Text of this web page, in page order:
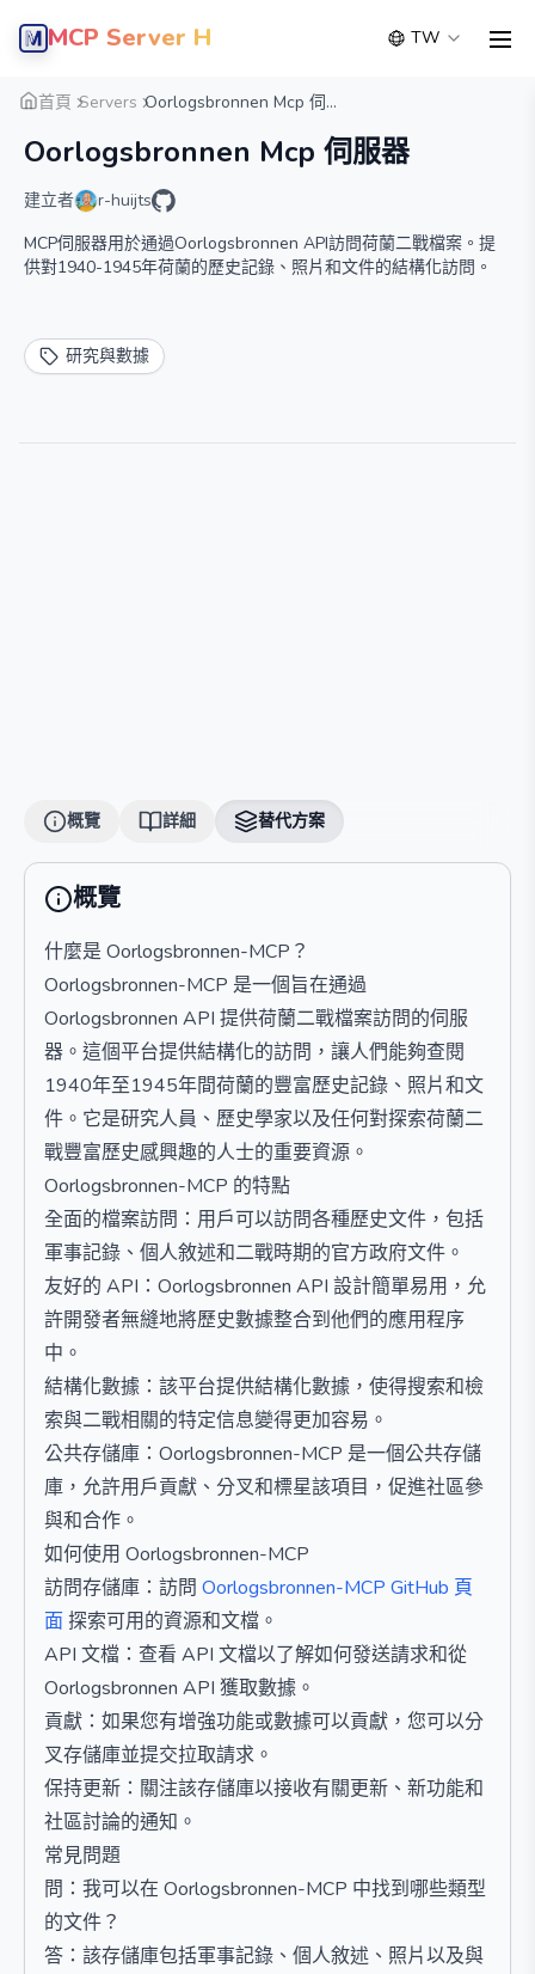
MCP Server Hub TW
首頁 Servers Oorlogsbronnen Mcp 伺...
Oorlogsbronnen Mcp 伺服器
建立者
r-huijts
MCP伺服器用於通過Oorlogsbronnen API訪問荷蘭二戰檔案。提
供對1940-1945年荷蘭的歷史記錄、照片和文件的結構化訪問。
研究與數據
概覽 詳細 替代方案
概覽 詳細 替代方案
概覽
什麼是 Oorlogsbronnen-MCP？
Oorlogsbronnen-MCP 是一個旨在通過
Oorlogsbronnen API 提供荷蘭二戰檔案訪問的伺服
器。這個平台提供結構化的訪問，讓人們能夠查閱
1940年至1945年間荷蘭的豐富歷史記錄、照片和文
件。它是研究人員、歷史學家以及任何對探索荷蘭二
戰豐富歷史感興趣的人士的重要資源。
Oorlogsbronnen-MCP 的特點
全面的檔案訪問：用戶可以訪問各種歷史文件，包括
軍事記錄、個人敘述和二戰時期的官方政府文件。
友好的 API：Oorlogsbronnen API 設計簡單易用，允
許開發者無縫地將歷史數據整合到他們的應用程序
中。
結構化數據：該平台提供結構化數據，使得搜索和檢
索與二戰相關的特定信息變得更加容易。
公共存儲庫：Oorlogsbronnen-MCP 是一個公共存儲
庫，允許用戶貢獻、分叉和標星該項目，促進社區參
與和合作。
如何使用 Oorlogsbronnen-MCP
訪問存儲庫：訪問 Oorlogsbronnen-MCP GitHub 頁
面探索可用的資源和文檔。
API 文檔：查看 API 文檔以了解如何發送請求和從
Oorlogsbronnen API 獲取數據。
貢獻：如果您有增強功能或數據可以貢獻，您可以分
叉存儲庫並提交拉取請求。
保持更新：關注該存儲庫以接收有關更新、新功能和
社區討論的通知。
常見問題
問：我可以在 Oorlogsbronnen-MCP 中找到哪些類型
的文件？
答：該存儲庫包括軍事記錄、個人敘述、照片以及與